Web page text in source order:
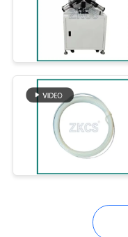
Dải lõi
Dây